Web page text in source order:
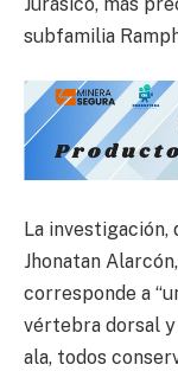
subfamilia
La investigación,
Jhonatan
corresponde a
vértebra dorsal
ala, todos